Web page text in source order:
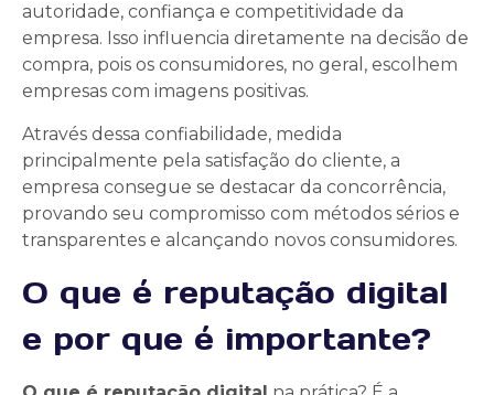
autoridade, confiança e competitividade da
empresa. Isso influencia diretamente na decisão de
compra, pois os consumidores, no geral, escolhem
empresas com imagens positivas.
Através dessa confiabilidade, medida
principalmente pela satisfação do cliente, a
empresa consegue se destacar da concorrência,
provando seu compromisso com métodos sérios e
transparentes e alcançando novos consumidores.
O que é reputação digital
e por que é importante?